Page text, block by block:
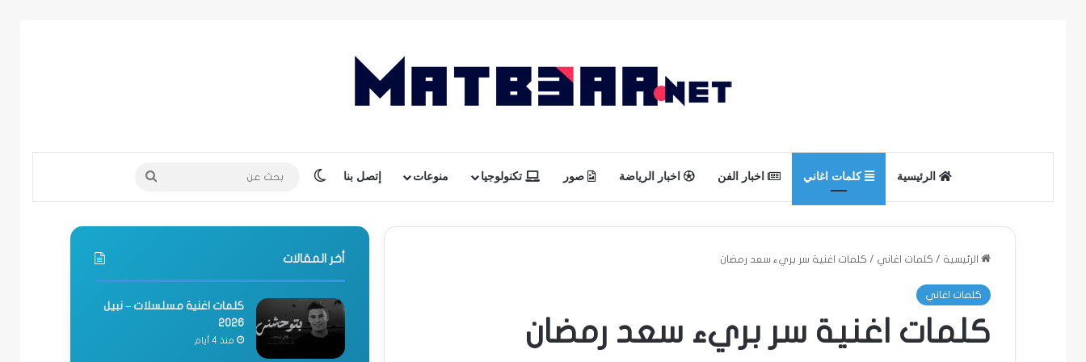
الرئيسية كلمات اغاني اخبار الفن اخبار الرياضة صور تكنولوجيا منوعات إتصل بنا الوضع المظلم بحث
عن
الرئيسية / كلمات اغاني / كلمات اغنية سر بريء سعد رمضان
كلمات اغاني
كلمات اغنية سر بريء سعد رمضان
أخر المقالات
كلمات اغنية مسلسلات – نبيل
2026
منذ 4 أيام